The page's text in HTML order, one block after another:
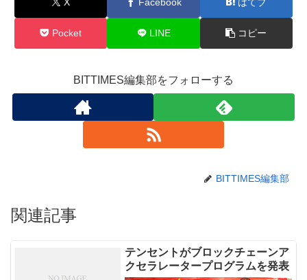
Pocket LINE コピー
BITTIMES編集部をフォローする
BITTIMES編集部
関連記事
テンセントがブロックチェーンア
クセラレータープログラムを発表